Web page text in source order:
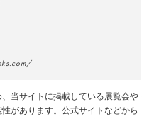
当サイトに掲載している展覧会や
があります。公式サイトなどから